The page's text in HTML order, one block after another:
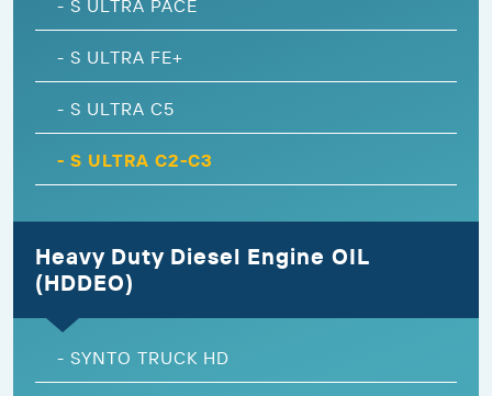
- S ULTRA PACE
- S ULTRA FE+
- S ULTRA C5
- S ULTRA C2-C3
Heavy Duty Diesel Engine OIL
(HDDEO)
- SYNTO TRUCK HD